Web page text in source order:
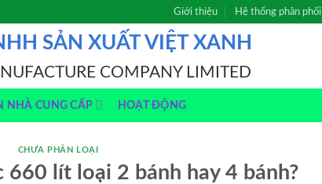
Giới thiệu Hệ thống phân phối
SẢN XUẤT VIỆT XANH
COMPANY LIMITED
NHÀ CUNG CẤP HOẠT ĐỘNG
CHƯA PHÂN LOẠI
660 lít loại 2 bánh hay 4 bánh?